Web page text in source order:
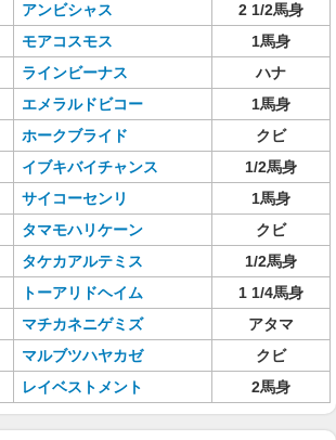
アンビシャス
2 1/2馬身
モアコスモス
1馬身
ラインビーナス
ハナ
エメラルドビコー
1馬身
ホークブライド
クビ
イブキバイチャンス
1/2馬身
サイコーセンリ
1馬身
タマモハリケーン
クビ
タケカアルテミス
1/2馬身
トーアリドヘイム
1 1/4馬身
マチカネニゲミズ
アタマ
マルブツハヤカゼ
クビ
レイベストメント 2馬身